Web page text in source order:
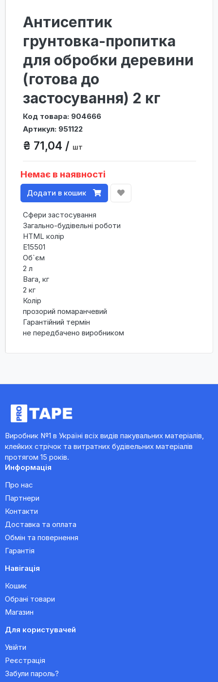
Антисептик
грунтовка-пропитка
для обробки деревини
(готова до
застосування) 2 кг
Код товара: 904666
Артикул: 951122
₴ 71,04 / шт
Немає в наявності
Додати в кошик
Сфери застосування
Загально-будівельні роботи
HTML колір
E15501
Об`єм
2 л
Вага, кг
2 кг
Колір
прозорий помаранчевий
Гарантійний термін
не передбачено виробником
Виробник №1 в Україні всіх видів пакувальних матеріалів,
клейких стрічок та витратних будівельних матеріалів
протягом 15 років.
Информація
Про нас
Партнери
Контакти
Доставка та оплата
Обмін та повернення
Гарантія
Навігація
Кошик
Обрані товари
Магазин
Для користувачей
Увійти
Реєстрація
Забули пароль?